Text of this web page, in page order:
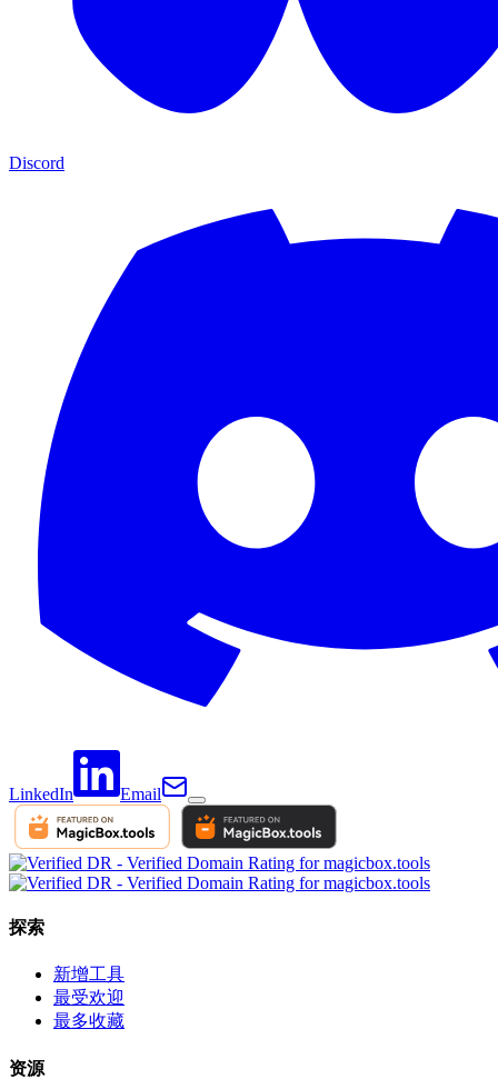
Discord
LinkedIn Email
探索
新增工具
最受欢迎
最多收藏
资源